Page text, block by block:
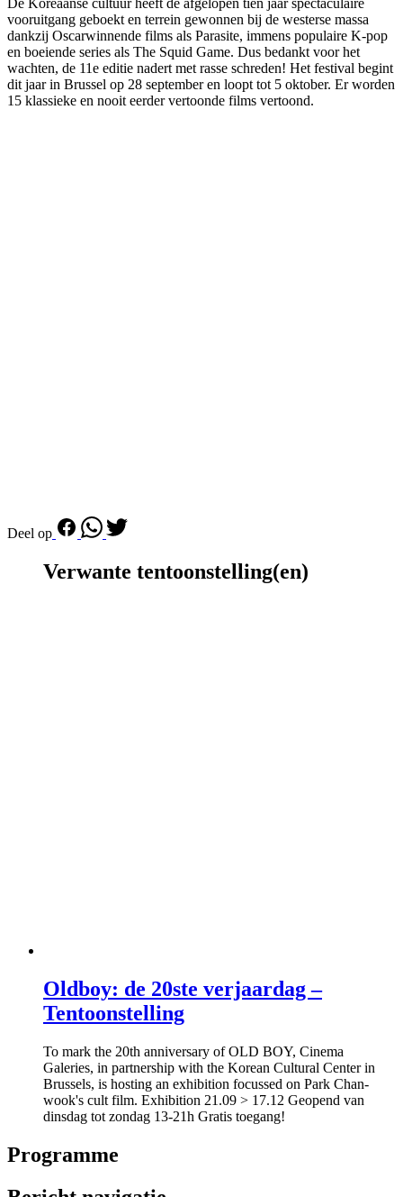
De Koreaanse cultuur heeft de afgelopen tien jaar spectaculaire
vooruitgang geboekt en terrein gewonnen bij de westerse massa
dankzij Oscarwinnende films als Parasite, immens populaire K-pop
en boeiende series als The Squid Game. Dus bedankt voor het
wachten, de 11e editie nadert met rasse schreden! Het festival begint
dit jaar in Brussel op 28 september en loopt tot 5 oktober. Er worden
15 klassieke en nooit eerder vertoonde films vertoond.
Deel op
Verwante tentoonstelling(en)
Oldboy: de 20ste verjaardag –
Tentoonstelling
To mark the 20th anniversary of OLD BOY, Cinema
Galeries, in partnership with the Korean Cultural Center in
Brussels, is hosting an exhibition focussed on Park Chan-
wook's cult film. Exhibition 21.09 > 17.12 Geopend van
dinsdag tot zondag 13-21h Gratis toegang!
Programme